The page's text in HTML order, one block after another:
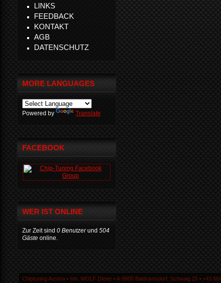
LINKS
FEEDBACK
KONTAKT
AGB
DATENSCHUTZ
MORE LANGUAGES
Powered by Translate
FACEBOOK
WER IST ONLINE
Zur Zeit sind 0 Benutzerund 504
Gäste online.
Chiptuning Austria ▪ Inh. WOLF Dieter ▪ A-9805 Baldramsdorf, Schwaig 25 ▪ +43